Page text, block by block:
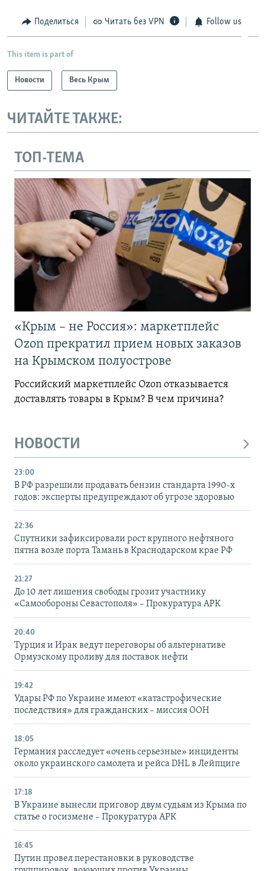
Поделиться Читать без VPN Follow us
This item is part of
Новости Весь Крым
ЧИТАЙТЕ ТАКЖЕ:
ТОП-ТЕМА
«Крым – не Россия»: маркетплейс
Ozon прекратил прием новых заказов
на Крымском полуострове
Российский маркетплейс Ozon отказывается
доставлять товары в Крым? В чем причина?
НОВОСТИ
23:00
В РФ разрешили продавать бензин стандарта 1990-х
годов: эксперты предупреждают об угрозе здоровью
22:36
Спутники зафиксировали рост крупного нефтяного
пятна возле порта Тамань в Краснодарском крае РФ
21:27
До 10 лет лишения свободы грозит участнику
«Самообороны Севастополя» – Прокуратура АРК
20:40
Турция и Ирак ведут переговоры об альтернативе
Ормузскому проливу для поставок нефти
19:42
Удары РФ по Украине имеют «катастрофические
последствия» для гражданских – миссия ООН
18:05
Германия расследует «очень серьезные» инциденты
около украинского самолета и рейса DHL в Лейпциге
17:18
В Украине вынесли приговор двум судьям из Крыма по
статье о госизмене – Прокуратура АРК
16:45
Путин провел перестановки в руководстве